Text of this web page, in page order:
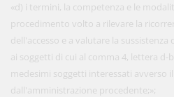
«d) i termini, la competenza e le
procedimento volto a rilevare la
dell'accesso e a valutare la
ai soggetti di cui al comma 4, lettera d-
medesimi soggetti interessati avverso
dall'amministrazione procedente;»;